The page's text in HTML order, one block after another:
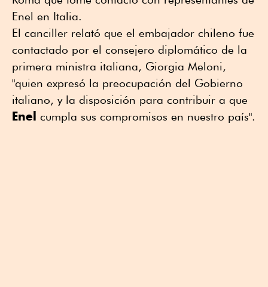
Enel en Italia.
El canciller relató que el embajador chileno fue
contactado por el consejero diplomático de la
primera ministra italiana, Giorgia Meloni,
"quien expresó la preocupación del Gobierno
italiano, y la disposición para contribuir a que
Enel cumpla sus compromisos en nuestro país".